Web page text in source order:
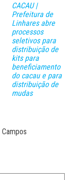
CACAU |
Prefeitura de
Linhares abre
processos
seletivos para
distribuição de
kits para
beneficiamento
do cacau e para
distribuição de
mudas
Campos